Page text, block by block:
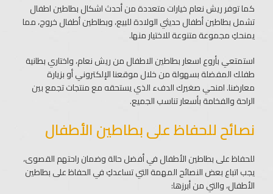
كما توفر ريش نعام خيارات متعددة من أحدث اشكال بطاطين اطفال​
تشمل بطاطين أطفال حديثي الولادة للبيع، وبطاطين أطفال خروج، مما
يمنحكِ مجموعة متنوعة للاختيار منها.
استمتعي بأروع اسعار بطاطين الاطفال​​ من ريش نعام، واختاري بطانية
طفلك المفضلة بسهولة من خلال موقعنا الإلكتروني أو بزيارة
معارضنا. امنحي صغيرك الدفء الذي يستحقه مع منتجات تجمع بين
الراحة والفخامة بأسعار تناسب الجميع.
نصائح للحفاظ على بطاطين الأطفال
للحفاظ على بطاطين الأطفال في أفضل حالة وضمان راحتهم القصوى،
يجب اتباع بعض النصائح المهمة التي تساعدكِ في الحفاظ على بطاطين
الأطفال، والتي من أبرزها: